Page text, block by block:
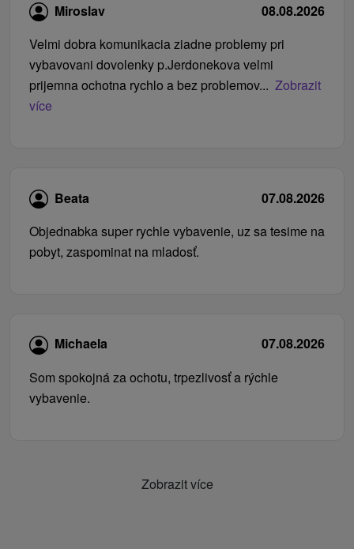
Miroslav
08.08.2026
Velmi dobra komunikacia ziadne problemy pri
vybavovani dovolenky p.Jerdonekova velmi
prijemna ochotna rychlo a bez problemov... Zobrazit
více
Beata
07.08.2026
Objednabka super rychle vybavenie, uz sa tesime na
pobyt, zaspominat na mladosť.
Michaela
07.08.2026
Som spokojná za ochotu, trpezlivosť a rýchle
vybavenie.
Zobrazit více